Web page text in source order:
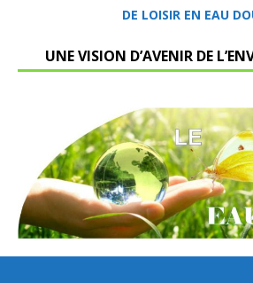
DE LOISIR EN EAU
UNE VISION D’AVENIR DE